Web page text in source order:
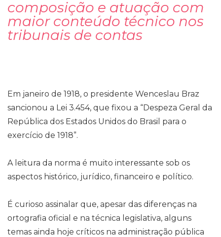
p
k
m
n
k
composição e atuação com
maior conteúdo técnico nos
tribunais de contas
Em janeiro de 1918, o presidente Wenceslau Braz
sancionou a Lei 3.454, que fixou a “Despeza Geral da
República dos Estados Unidos do Brasil para o
exercício de 1918”.
A leitura da norma é muito interessante sob os
aspectos histórico, jurídico, financeiro e político.
É curioso assinalar que, apesar das diferenças na
ortografia oficial e na técnica legislativa, alguns
temas ainda hoje críticos na administração pública